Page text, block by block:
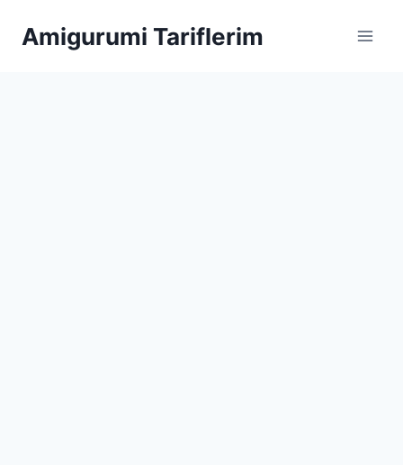
Amigurumi Tariflerim